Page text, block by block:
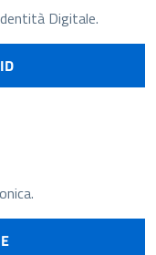
Digitale.